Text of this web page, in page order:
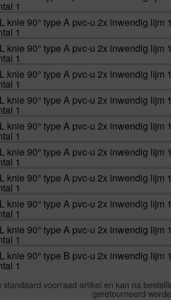
1
knie 90° type A pvc-u 2x inwendig lijm
1
knie 90° type A pvc-u 2x inwendig lijm
1
knie 90° type A pvc-u 2x inwendig lijm
1
knie 90° type A pvc-u 2x inwendig lijm
1
knie 90° type A pvc-u 2x inwendig lijm
1
knie 90° type A pvc-u 2x inwendig lijm
1
knie 90° type A pvc-u 2x inwendig lijm
1
knie 90° type A pvc-u 2x inwendig lijm
1
knie 90° type A pvc-u 2x inwendig lijm
1
knie 90° type B pvc-u 2x inwendig lijm
1
standaard voorraad artikel en kan na
geretourneerd